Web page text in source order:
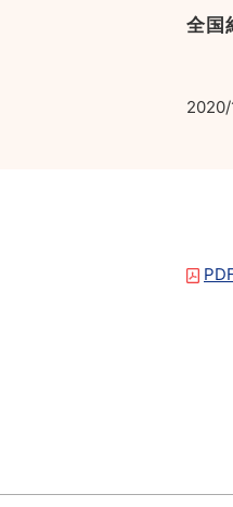
全国
2020/